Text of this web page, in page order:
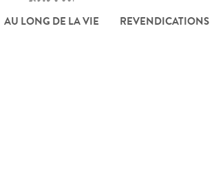
AU LONG DE LA VIE REVENDICATIONS